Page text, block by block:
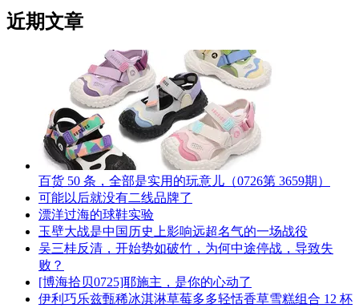
近期文章
百货 50 条，全部是实用的玩意儿（0726第 3659期）
可能以后就没有二线品牌了
漂洋过海的球鞋实验
玉壁大战是中国历史上影响远超名气的一场战役
吴三桂反清，开始势如破竹，为何中途停战，导致失
败？
[博海拾贝0725]耶施主，是你的心动了
伊利巧乐兹甄稀冰淇淋草莓多多轻恬香草雪糕组合 12 杯